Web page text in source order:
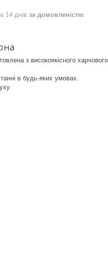
14 днів за домовленістю
з високоякісного
в будь-яких умовах.